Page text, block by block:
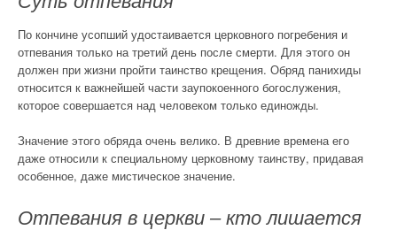
По кончине усопший удостаивается церковного погребения и
отпевания только на третий день после смерти. Для этого он
должен при жизни пройти таинство крещения. Обряд панихиды
относится к важнейшей части заупокоенного богослужения,
которое совершается над человеком только единожды.
Значение этого обряда очень велико. В древние времена его
даже относили к специальному церковному таинству, придавая
особенное, даже мистическое значение.
Отпевания в церкви – кто лишается